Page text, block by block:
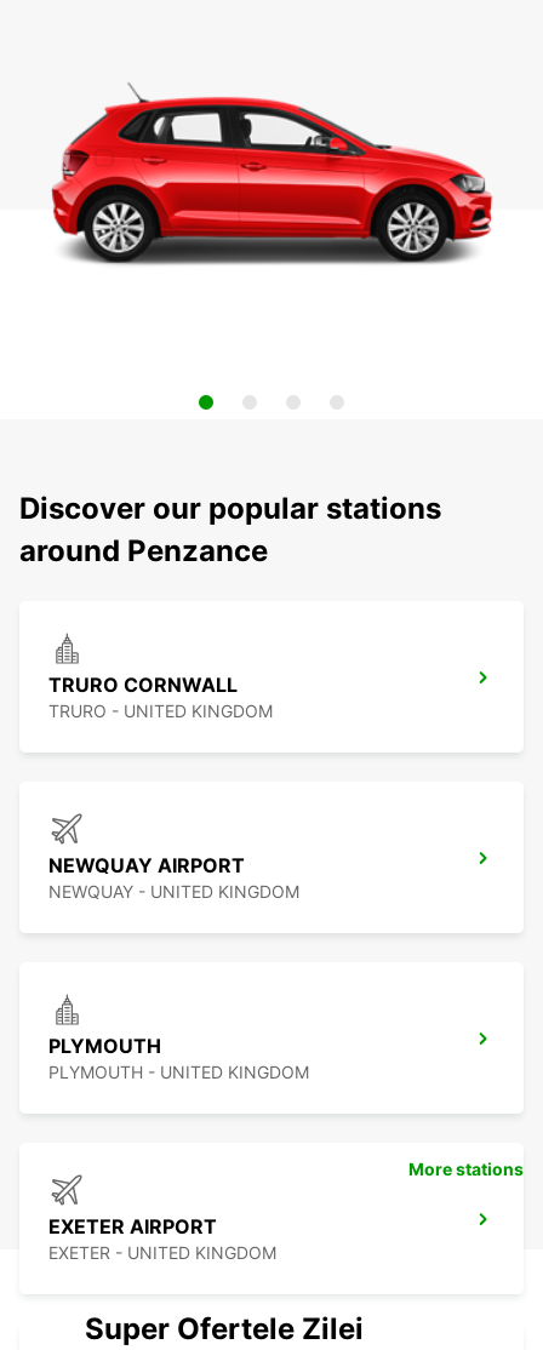
Discover our popular stations
around Penzance
TRURO CORNWALL
TRURO - UNITED KINGDOM
NEWQUAY AIRPORT
NEWQUAY - UNITED KINGDOM
PLYMOUTH
PLYMOUTH - UNITED KINGDOM
EXETER AIRPORT
EXETER - UNITED KINGDOM
More stations
Super Ofertele Zilei